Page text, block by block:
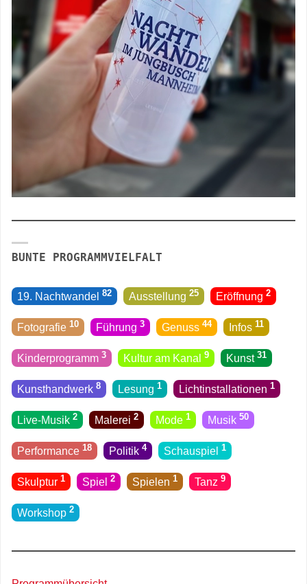
BUNTE PROGRAMMVIELFALT
19. Nachtwandel82 Ausstellung25 Eröffnung2
Fotografie10 Führung3 Genuss44 Infos11
Kinderprogramm3 Kultur am Kanal9 Kunst31
Kunsthandwerk8 Lesung1 Licht­installationen1
Live-Musik2 Malerei2 Mode1 Musik50
Performance18 Politik4 Schauspiel1
Skulptur1 Spiel2 Spielen1 Tanz9
Workshop2